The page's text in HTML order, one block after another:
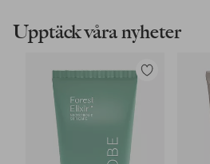
Upptäck våra nyheter
Lägg
till
i